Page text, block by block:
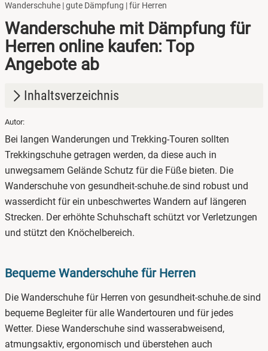
Wanderschuhe | gute Dämpfung | für Herren
Wanderschuhe mit Dämpfung für
Herren online kaufen: Top
Angebote ab
Inhaltsverzeichnis
1.
2. Welche Schuhe sind am besten zum Wandern? –
Trekkingschuhe, Walkingschuhe & Co.
3. Gesunde Wanderschuhe für Herren bei Hallux Valgus
4. Wanderschuhe für Herren online kaufen
Autor:
Bei langen Wanderungen und Trekking-Touren sollten
Trekkingschuhe getragen werden, da diese auch in
unwegsamem Gelände Schutz für die Füße bieten. Die
Wanderschuhe von gesundheit-schuhe.de sind robust und
wasserdicht für ein unbeschwertes Wandern auf längeren
Strecken. Der erhöhte Schuhschaft schützt vor Verletzungen
und stützt den Knöchelbereich.
Bequeme Wanderschuhe für Herren
Die Wanderschuhe für Herren von gesundheit-schuhe.de sind
bequeme Begleiter für alle Wandertouren und für jedes
Wetter. Diese Wanderschuhe sind wasserabweisend,
atmungsaktiv, ergonomisch und überstehen auch